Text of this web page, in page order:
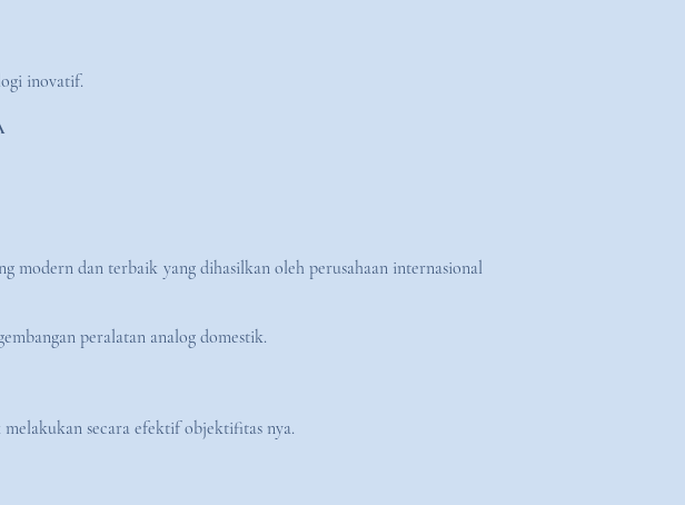
inovatif.
modern dan terbaik yang dihasilkan oleh perusahaan internasional
peralatan analog domestik.
secara efektif objektifitas nya.